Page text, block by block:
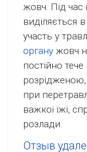
жовч. Під час
виділяється
участь у
органу жовч
постійно
при
важкої їжі,
розлади.
Отзыв